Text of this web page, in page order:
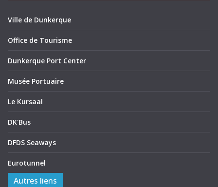
Ville de Dunkerque
Office de Tourisme
Dunkerque Port Center
Musée Portuaire
Le Kursaal
DK'Bus
DFDS Seaways
Eurotunnel
Autres liens